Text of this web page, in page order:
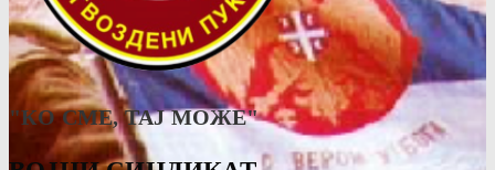
"КО СМЕ, ТАJ МОЖЕ"